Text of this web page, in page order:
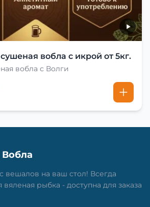
вобла с икрой от 5кг.
вобла с Волги
Вобла
вешалов на ваш стол! Всегда
рыбка - доступна для заказа